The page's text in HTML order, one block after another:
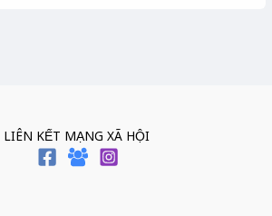
BÁNH TRÁNG (1) BÁNH TRÔI BÁNH CHAY
LIÊN KẾT MẠNG XÃ HỘI